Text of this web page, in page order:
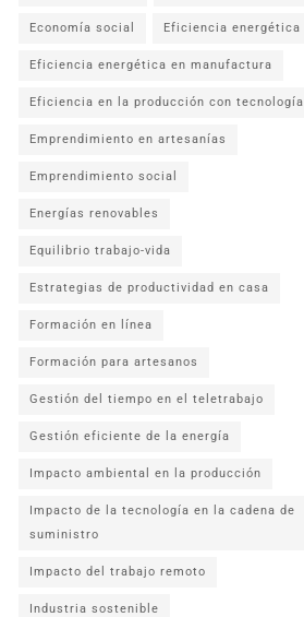
Economía social Eficiencia energética
Eficiencia energética en manufactura
Eficiencia en la producción con tecnología
Emprendimiento en artesanías
Emprendimiento social
Energías renovables
Equilibrio trabajo-vida
Estrategias de productividad en casa
Formación en línea
Formación para artesanos
Gestión del tiempo en el teletrabajo
Gestión eficiente de la energía
Impacto ambiental en la producción
Impacto de la tecnología en la cadena de
suministro
Impacto del trabajo remoto
Industria sostenible